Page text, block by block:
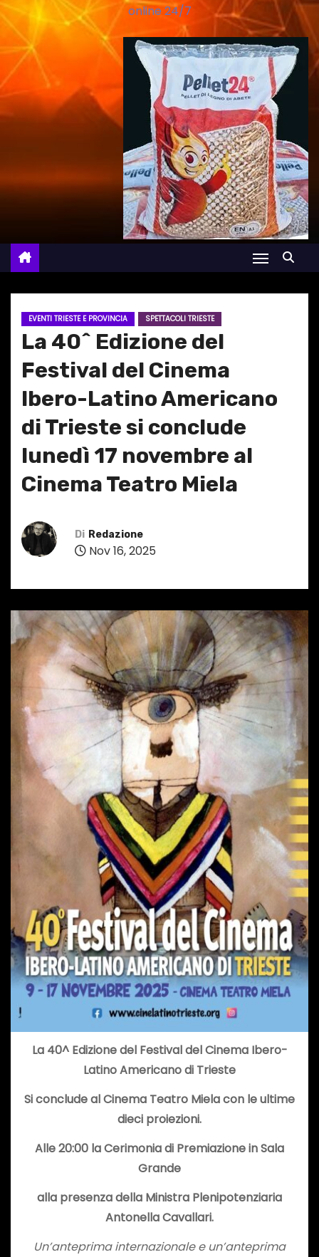
online 24/7
EVENTI TRIESTE E PROVINCIA SPETTACOLI TRIESTE
La 40^ Edizione del
Festival del Cinema
Ibero-Latino Americano
di Trieste si conclude
lunedì 17 novembre al
Cinema Teatro Miela
Di Redazione
Nov 16, 2025
La 40^ Edizione del Festival del Cinema Ibero-
Latino Americano di Trieste
Si conclude al Cinema Teatro Miela con le ultime
dieci proiezioni.
Alle 20:00 la Cerimonia di Premiazione in Sala
Grande
alla presenza della Ministra Plenipotenziaria
Antonella Cavallari.
Un’anteprima internazionale e un’anteprima